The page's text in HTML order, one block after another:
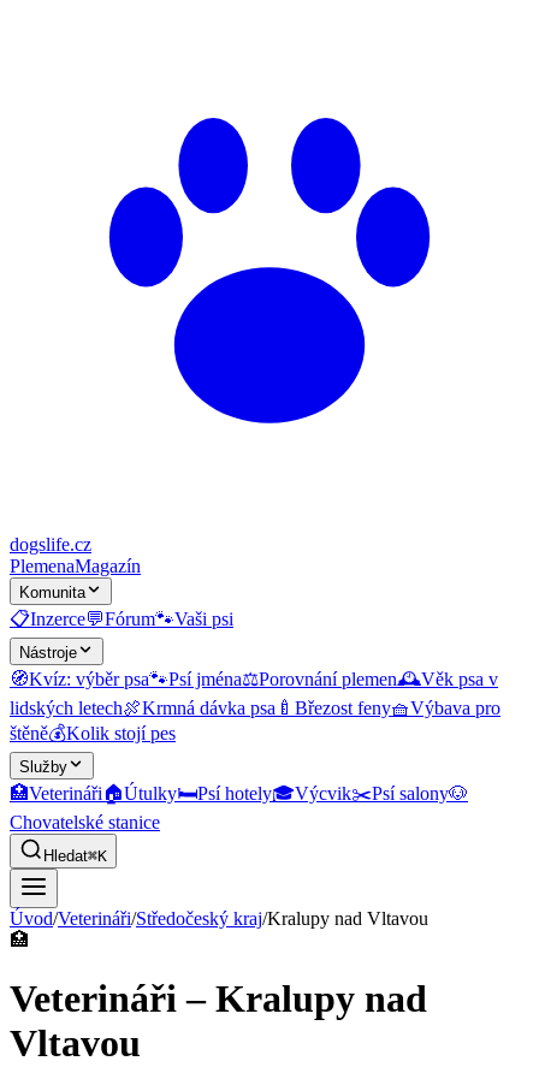
dogslife.cz
PlemenaMagazín
Komunita
📋Inzerce💬Fórum🐾Vaši psi
Nástroje
🧭Kvíz: výběr psa🐾Psí jména⚖️Porovnání plemen🕰️Věk psa v
lidských letech🍖Krmná dávka psa 🍼 Březost feny🧺Výbava pro
štěně💰Kolik stojí pes
Služby
🏥Veterináři🏠Útulky🛏️Psí hotely🎓Výcvik✂️Psí salony🐶
Chovatelské stanice
Hledat⌘K
Úvod/Veterináři/Středočeský kraj/Kralupy nad Vltavou
🏥
Veterináři – Kralupy nad
Vltavou